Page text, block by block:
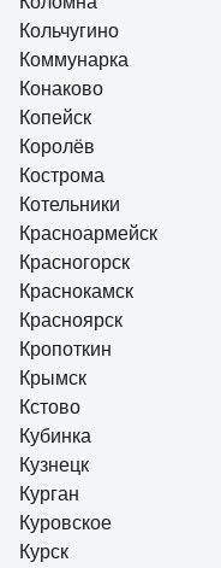
Кольчугино
Коммунарка
Конаково
Копейск
Королёв
Кострома
Котельники
Красноармейск
Красногорск
Краснокамск
Красноярск
Кропоткин
Крымск
Кстово
Кубинка
Кузнецк
Курган
Куровское
Курск